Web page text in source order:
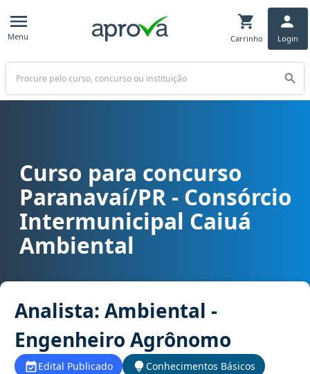
Menu Carrinho Login
Buscar
Curso para concurso CICA - Paranavaí/PR - Consórcio
Curso para concurso
Paranavaí/PR - Consórcio
Intermunicipal Caiuá
Ambiental
Analista: Ambiental -
Engenheiro Agrônomo
Edital Publicado
Conhecimentos Básicos